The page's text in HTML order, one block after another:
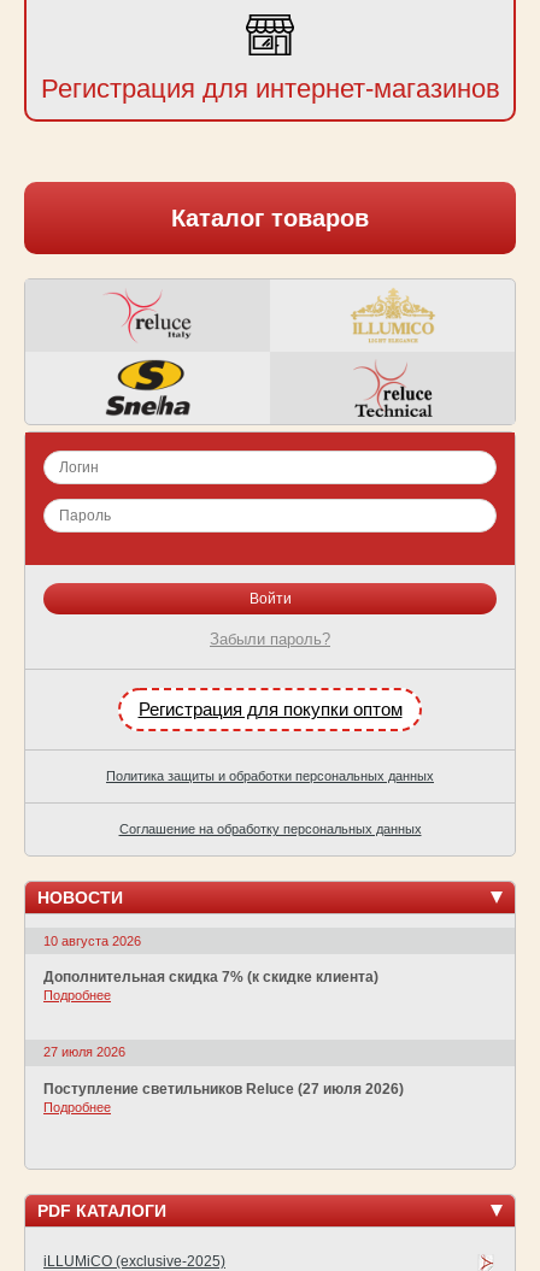
Регистрация для интернет-магазинов
Каталог товаров
Забыли пароль?
Регистрация для покупки оптом
Политика защиты и обработки персональных данных
Соглашение на обработку персональных данных
НОВОСТИ
10 августа 2026
Дополнительная скидка 7% (к скидке клиента)
Подробнее
27 июля 2026
Поступление светильников Reluce (27 июля 2026)
Подробнее
PDF КАТАЛОГИ
iLLUMiCO (exclusive-2025)